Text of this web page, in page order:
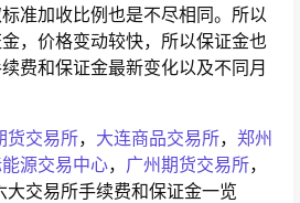
准加收比例也是不尽相同。所以
，价格变动较快，所以保证金也
费和保证金最新变化以及不同月
货交易所， 大连商品交易所， 郑州
源交易中心， 广州期货交易所，
大交易所手续费和保证金一览